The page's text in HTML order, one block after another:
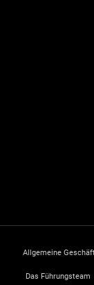
Allgemeine
Das Führungsteam